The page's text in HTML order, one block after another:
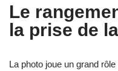
Le
la prise de
La photo joue un grand